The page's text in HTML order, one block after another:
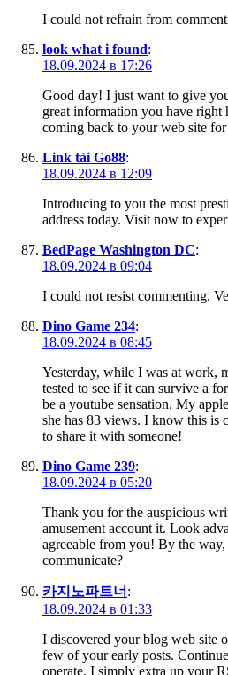
I could not refrain from
look what i found:
18.09.2024 в 17:26
Good day! I just want to give
great information you have right
coming back to your web site for
Link tải Go88:
18.09.2024 в 12:09
Introducing to you the most
address today. Visit now to
BedPage Washington DC:
18.09.2024 в 09:04
I could not resist commenting.
Dino Game 234:
18.09.2024 в 08:45
Yesterday, while I was at work,
tested to see if it can survive a
be a youtube sensation. My
she has 83 views. I know this is
to share it with someone!
Dino Game 239:
18.09.2024 в 05:20
Thank you for the auspicious
amusement account it. Look
agreeable from you! By the
communicate?
카지노파트너 :
18.09.2024 в 01:33
I discovered your blog web site
few of your early posts.
operate. I simply extra up your